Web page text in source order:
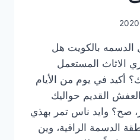
الدسمه بالكويت هل
الاثاث المستعمل
أكيد في يوم من الأيام
القديم حواليك
صح؟ وايد ناس تمر بهذي
الدسمة الراقية، وين